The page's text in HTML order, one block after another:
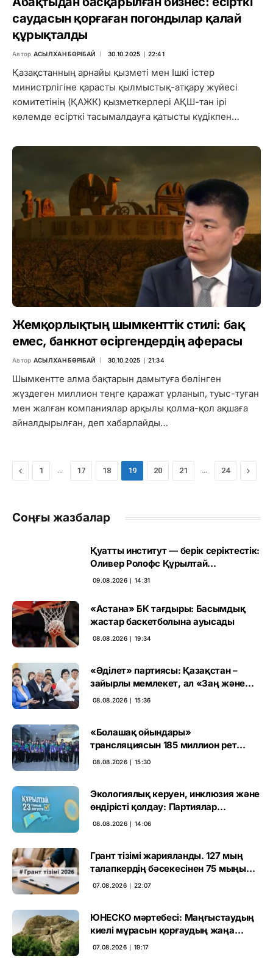
саудасын қорғаған погондылар қалай
құрықталды
Автор АСЫЛХАН БӨРІБАЙ 30.10.2025 ∣ 22:41
Қазақстанның арнайы қызметі мен Ішкі істер
министрлігіне қарасты қылмыстық-атқару жүйесі
комитетінің (ҚАЖК) қызметкерлері АҚШ-тан ірі
көлемде есірткі тасымалдауға қатысты күдікпен…
Жемқорлықтың шымкенттік стилі: бақ
емес, банкнот өсіргендердің аферасы
Автор АСЫЛХАН БӨРІБАЙ 30.10.2025 ∣ 21:34
Шымкентте алма бақтарын дамытуға бөлінген
жүздеген миллион теңге қаражат ұрланып, туыс-туған
мен жалған компаниялар арқылы қолма-қол ақшаға
айналдырылған, деп хабарлайды…
Previous
1 … 17 18 19 20 21 … 24 Next
Соңғы жазбалар
Қуатты институт — берік серіктестік:
Оливер Ролофс Құрылтай
сайлауының маңызын бағалады
09.08.2026 ∣ 14:31
«Астана» БК тағдыры: Басымдық
жастар баскетболына ауысады
08.08.2026 ∣ 19:34
«Әділет» партиясы: Қазақстан –
зайырлы мемлекет, ал «Заң және
тәртіп» қағидаты баршаға міндетті
08.08.2026 ∣ 15:36
«Болашақ ойындары»
трансляциясын 185 миллион рет
көрген
08.08.2026 ∣ 15:30
Экологиялық керуен, инклюзия және
өндірісті қолдау: Партиялар
өңірлерде қандай мәселе көтерді
08.08.2026 ∣ 14:06
Грант тізімі жарияланды. 127 мың
талапкердің бәсекесінен 75 мыңы
өтті
07.08.2026 ∣ 22:07
ЮНЕСКО мәртебесі: Маңғыстаудың
киелі мұрасын қорғаудың жаңа
кезеңі басталды
07.08.2026 ∣ 19:17